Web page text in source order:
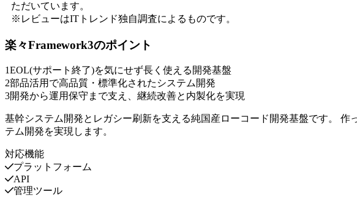
ただいています。
※レビューはITトレンド独自調査によるものです。
楽々Framework3のポイント
1EOL(サポート終了)を気にせず長く使える開発基盤
2部品活用で高品質・標準化されたシステム開発
3開発から運用保守まで支え、継続改善と内製化を実現
基幹システム開発とレガシー刷新を支える純国産ローコード開発基盤です。 作
テム開発を実現します。
対応機能
プラットフォーム
API
管理ツール